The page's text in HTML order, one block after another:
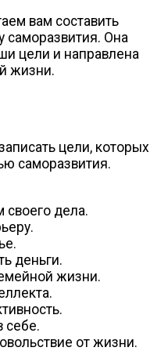
вам составить
саморазвития. Она
цели и направлена
жизни.
цели, которых
саморазвития.
своего дела.
деньги.
жизни.
себе.
от жизни.